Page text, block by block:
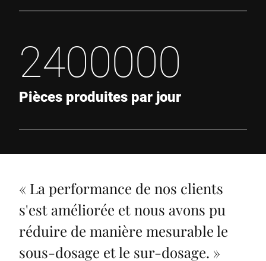
2400000
Pièces produites par jour
« La performance de nos clients
s'est améliorée et nous avons pu
réduire de manière mesurable le
sous-dosage et le sur-dosage. »